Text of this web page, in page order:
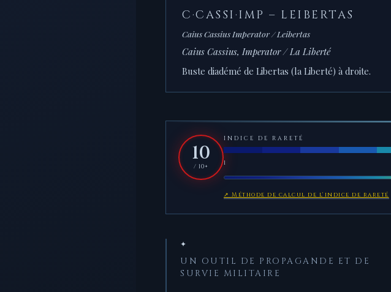
C·CASSI·IMP – LEIBERTAS
Caius Cassius Imperator / Leibertas
Caius Cassius, Imperator / La Liberté
Buste diadémé de Libertas (la Liberté) à droite.
10
/ 10+
INDICE DE RARETÉ
1
↗ Méthode de calcul de l'indice de rareté
✦
UN OUTIL DE PROPAGANDE ET DE
SURVIE MILITAIRE